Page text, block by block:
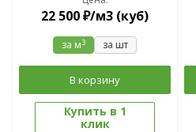
22 500₽/м3 (куб)
за м3 за шт
В корзину
Купить в 1
клик